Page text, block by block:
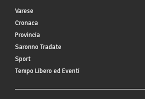
Varese
Cronaca
Provincia
Saronno Tradate
Sport
Tempo Libero ed Eventi